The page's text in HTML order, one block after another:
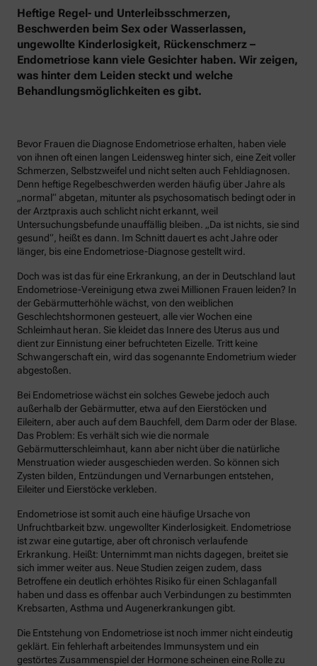
Heftige Regel- und Unterleibsschmerzen,
Beschwerden beim Sex oder Wasserlassen,
ungewollte Kinderlosigkeit, Rückenschmerz –
Endometriose kann viele Gesichter haben. Wir zeigen,
was hinter dem Leiden steckt und welche
Behandlungsmöglichkeiten es gibt.
Bevor Frauen die Diagnose Endometriose erhalten, haben viele
von ihnen oft einen langen Leidensweg hinter sich, eine Zeit voller
Schmerzen, Selbstzweifel und nicht selten auch Fehldiagnosen.
Denn heftige Regelbeschwerden werden häufig über Jahre als
„normal“ abgetan, mitunter als psychosomatisch bedingt oder in
der Arztpraxis auch schlicht nicht erkannt, weil
Untersuchungsbefunde unauffällig bleiben. „Da ist nichts, sie sind
gesund“, heißt es dann. Im Schnitt dauert es acht Jahre oder
länger, bis eine Endometriose-Diagnose gestellt wird.
Doch was ist das für eine Erkrankung, an der in Deutschland laut
Endometriose-Vereinigung etwa zwei Millionen Frauen leiden? In
der Gebärmutterhöhle wächst, von den weiblichen
Geschlechtshormonen gesteuert, alle vier Wochen eine
Schleimhaut heran. Sie kleidet das Innere des Uterus aus und
dient zur Einnistung einer befruchteten Eizelle. Tritt keine
Schwangerschaft ein, wird das sogenannte Endometrium wieder
abgestoßen.
Bei Endometriose wächst ein solches Gewebe jedoch auch
außerhalb der Gebärmutter, etwa auf den Eierstöcken und
Eileitern, aber auch auf dem Bauchfell, dem Darm oder der Blase.
Das Problem: Es verhält sich wie die normale
Gebärmutterschleimhaut, kann aber nicht über die natürliche
Menstruation wieder ausgeschieden werden. So können sich
Zysten bilden, Entzündungen und Vernarbungen entstehen,
Eileiter und Eierstöcke verkleben.
Endometriose ist somit auch eine häufige Ursache von
Unfruchtbarkeit bzw. ungewollter Kinderlosigkeit. Endometriose
ist zwar eine gutartige, aber oft chronisch verlaufende
Erkrankung. Heißt: Unternimmt man nichts dagegen, breitet sie
sich immer weiter aus. Neue Studien zeigen zudem, dass
Betroffene ein deutlich erhöhtes Risiko für einen Schlaganfall
haben und dass es offenbar auch Verbindungen zu bestimmten
Krebsarten, Asthma und Augenerkrankungen gibt.
Die Entstehung von Endometriose ist noch immer nicht eindeutig
geklärt. Ein fehlerhaft arbeitendes Immunsystem und ein
gestörtes Zusammenspiel der Hormone scheinen eine Rolle zu